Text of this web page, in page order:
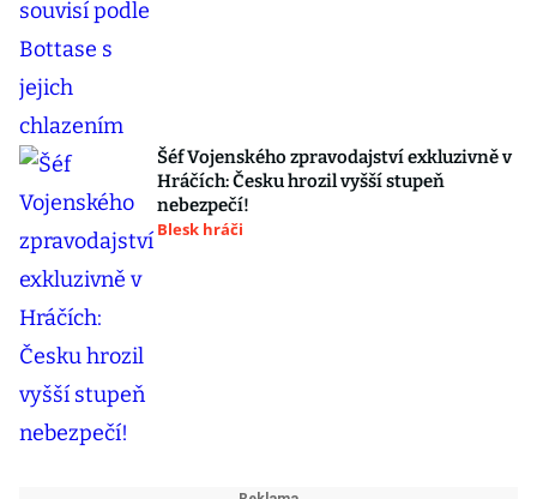
Šéf Vojenského zpravodajství exkluzivně v
Hráčích: Česku hrozil vyšší stupeň
nebezpečí!
Blesk hráči